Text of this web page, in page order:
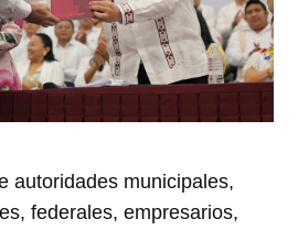
autoridades municipales,
federales, empresarios,